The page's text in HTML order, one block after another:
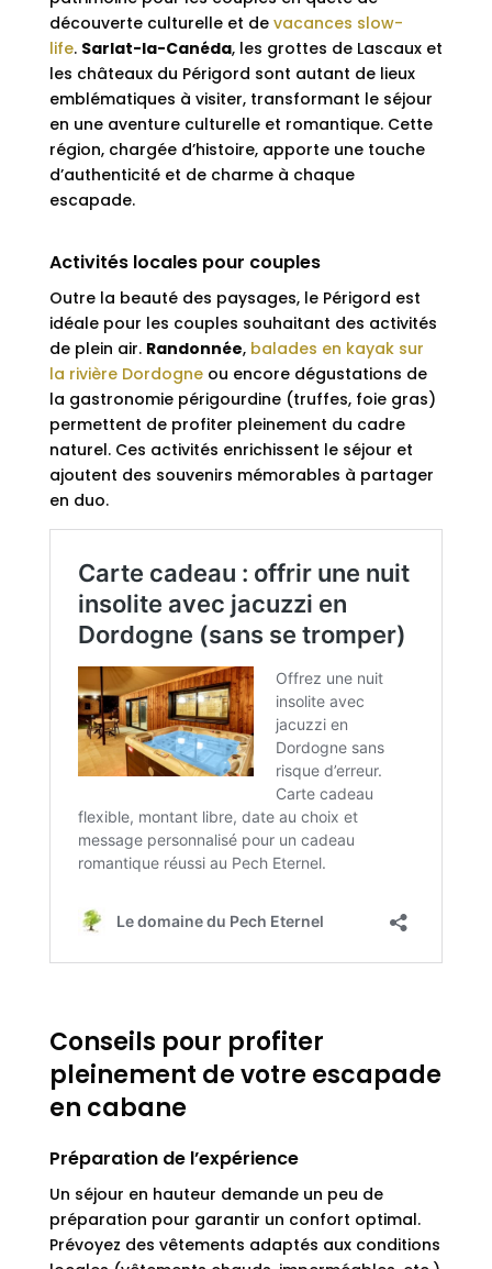
découverte culturelle et de vacances slow-
life. Sarlat-la-Canéda, les grottes de Lascaux et
les châteaux du Périgord sont autant de lieux
emblématiques à visiter, transformant le séjour
en une aventure culturelle et romantique. Cette
région, chargée d’histoire, apporte une touche
d’authenticité et de charme à chaque
escapade.
Activités locales pour couples
Outre la beauté des paysages, le Périgord est
idéale pour les couples souhaitant des activités
de plein air. Randonnée, balades en kayak sur
la rivière Dordogneou encore dégustations de
la gastronomie périgourdine (truffes, foie gras)
permettent de profiter pleinement du cadre
naturel. Ces activités enrichissent le séjour et
ajoutent des souvenirs mémorables à partager
en duo.
Conseils pour profiter
pleinement de votre escapade
en cabane
Préparation de l’expérience
Un séjour en hauteur demande un peu de
préparation pour garantir un confort optimal.
Prévoyez des vêtements adaptés aux conditions